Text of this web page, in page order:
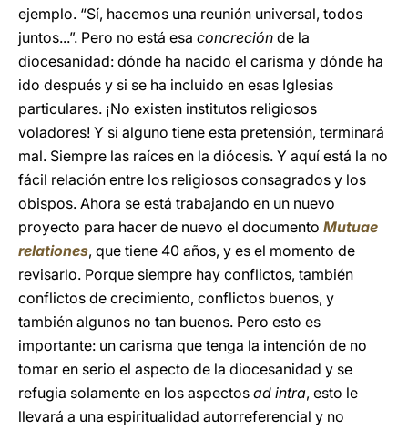
ejemplo. “Sí, hacemos una reunión universal, todos
juntos...”. Pero no está esa concreción de la
diocesanidad: dónde ha nacido el carisma y dónde ha
ido después y si se ha incluido en esas Iglesias
particulares. ¡No existen institutos religiosos
voladores! Y si alguno tiene esta pretensión, terminará
mal. Siempre las raíces en la diócesis. Y aquí está la no
fácil relación entre los religiosos consagrados y los
obispos. Ahora se está trabajando en un nuevo
proyecto para hacer de nuevo el documento Mutuae
relationes, que tiene 40 años, y es el momento de
revisarlo. Porque siempre hay conflictos, también
conflictos de crecimiento, conflictos buenos, y
también algunos no tan buenos. Pero esto es
importante: un carisma que tenga la intención de no
tomar en serio el aspecto de la diocesanidad y se
refugia solamente en los aspectos ad intra, esto le
llevará a una espiritualidad autorreferencial y no